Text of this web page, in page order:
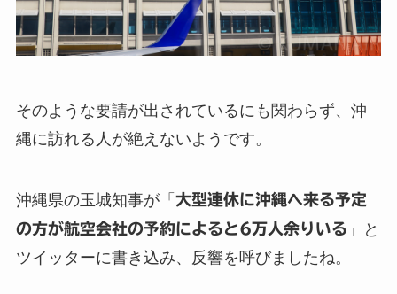
そのような要請が出されているにも関わらず、沖
縄に訪れる人が絶えないようです。
沖縄県の玉城知事が「 大型連休に沖縄へ来る予定
の方が航空会社の予約によると6万人余りいる 」と
ツイッターに書き込み、反響を呼びましたね。